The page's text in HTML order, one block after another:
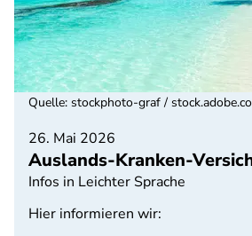
26. Mai 2026
Auslands-Kranken-
Infos in Leichter Sprache
Hier informieren wir:
Quelle: stockphoto-graf /